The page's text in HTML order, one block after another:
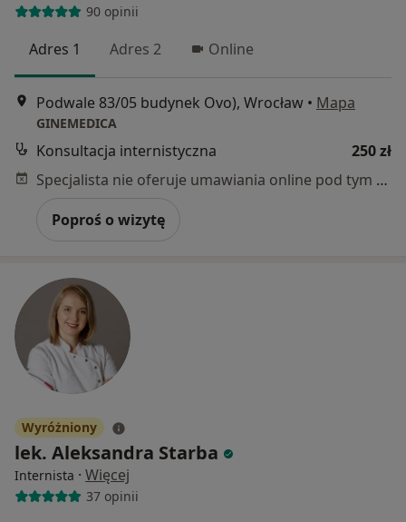
90 opinii
Adres 1 Adres 2 Online
Podwale 83/05 budynek Ovo), Wrocław • Mapa
GINEMEDICA
Konsultacja internistyczna
250 zł
Specjalista nie oferuje umawiania online pod tym adresem.
Poproś o wizytę
Wyróżniony
lek. Aleksandra Starba
Internista · Więcej
37 opinii